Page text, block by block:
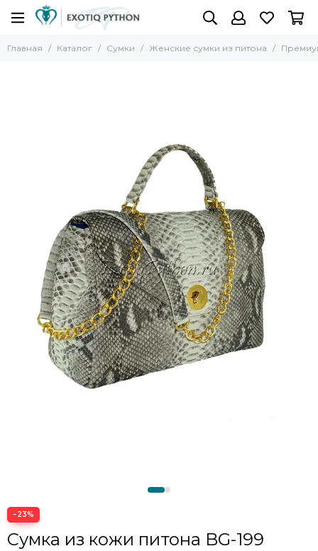
Главная Каталог Сумки Женские сумки из питона
−23%
Сумка из кожи питона BG-199